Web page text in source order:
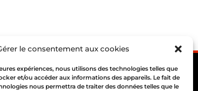
le consentement aux cookies
expériences, nous utilisons des technologies telles que
et/ou accéder aux informations des appareils. Le fait de
nous permettra de traiter des données telles que le